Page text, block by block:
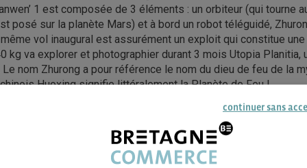
1 est composée de 3 éléments : un orbiteur (qui tourne
posé sur la planète Mars) et à bord un robot téléguidé,
vol inaugural est assurément un exploit qui constitue
kg va explorer et photographier durant 3 mois Utopia Planitia,
nom Zhurong a pour référence le nom du dieu de feu de la
Huoxing signifie littéralement la Planète de Feu !
SPATIAUX À VENIR
satellitaire, la Chine ne souhaite pas laisser le monopole à
continuer sans